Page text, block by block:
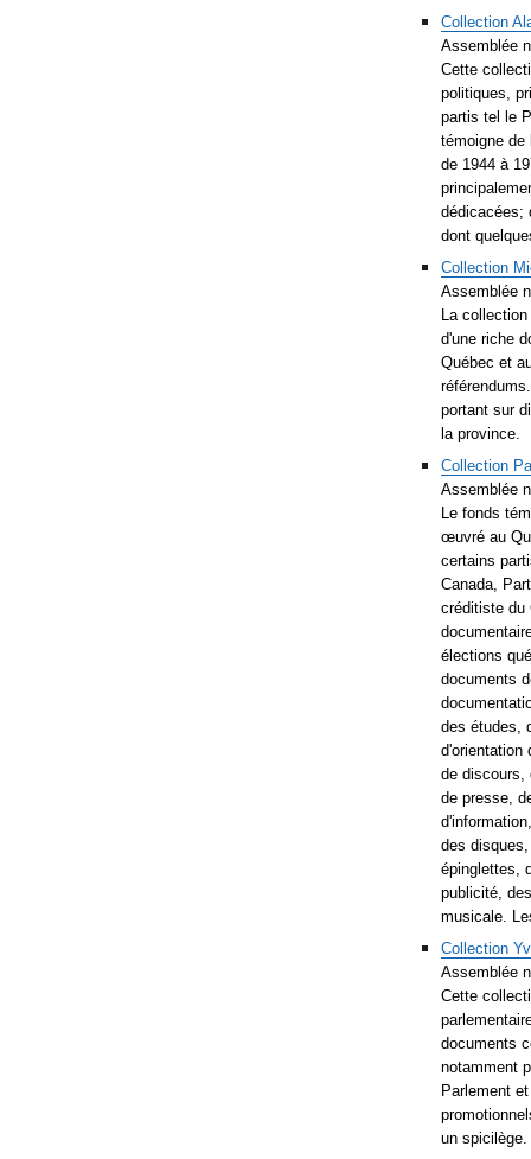
Collection
Assemblée
Cette
politiques,
partis tel le
témoigne de
de 1944 à
dédicacées;
dont
Collection
Assemblée
La
d'une riche
Québec et
portant sur
la province.
Collection
Assemblée
Le fonds
œuvré au
certains
Canada,
créditiste du
élections
documents
des études,
d'orientation
de discours,
de presse,
des
épinglettes,
publicité,
musicale.
Collection
Assemblée
Cette
documents
notamment
Parlement
un spicilège.